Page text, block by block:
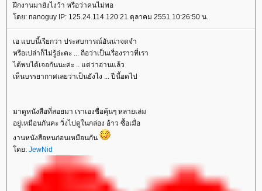
ฝึกงานมายังไงว้า หรือว่าคนไม่พอ
ดย: nanoguy IP: 125.24.114.120 21 ตุลาคม 2551 10:26:50 น.
เอ แบบนี้เรียกว่า ประสบการณ์อันน่าจดจำ
หรือเปล่าก็ไม่รู้อ่ะคะ ... ถือว่าเป็นเรื่องราวที่เรา
ได้พบได้เจอกันนะค่ะ .. แต่ว่าอ่านแล้ว
เห็นบรรยากาศเลยว่าเป็นยังไง ... ปีนี้อดไป
มาดูหนังสือที่สอยมา เราเองชื่อคุ้นๆ หลายเล่ม
อยู่เหมือนกันคะ วิ่งไปดูในกล่อง อ้าว ซื้อเมื่อ
งานหนังสือหนก่อนเหมือนกัน
ดย: JewNid